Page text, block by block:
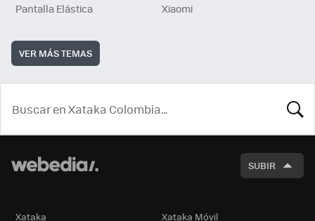
Pantalla Elástica
Xiaomi
VER MÁS TEMAS
SUBIR
Xataka Xataka Móvil